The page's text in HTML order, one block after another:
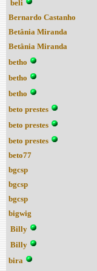
beli
Bernardo Castanho
Betânia Miranda
Betânia Miranda
betho
betho
betho
beto prestes
beto prestes
beto prestes
beto77
bgcsp
bgcsp
bgcsp
bigwig
Billy
Billy
bira